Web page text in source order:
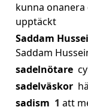
kunna
upptäckt
Saddam
Saddam
sadelnötare
sadelväskor
sadism 1 att